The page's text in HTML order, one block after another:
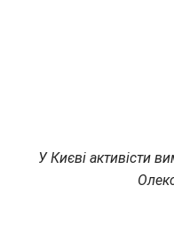
У Києві активісти